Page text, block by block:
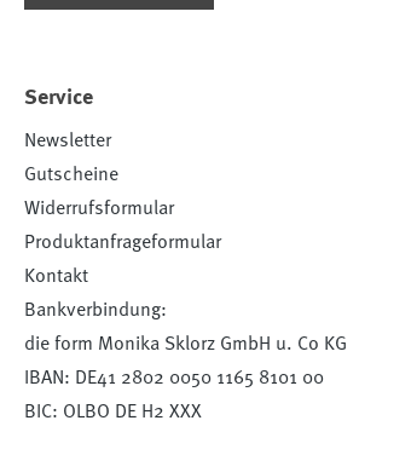
Service
Newsletter
Gutscheine
Widerrufsformular
Produktanfrageformular
Kontakt
Bankverbindung:
die form Monika Sklorz GmbH u. Co KG
IBAN: DE41 2802 0050 1165 8101 00
BIC: OLBO DE H2 XXX